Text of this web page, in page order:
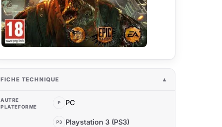
FICHE TECHNIQUE
AUTRE
PLATEFORME
P PC
P3 Playstation 3 (PS3)